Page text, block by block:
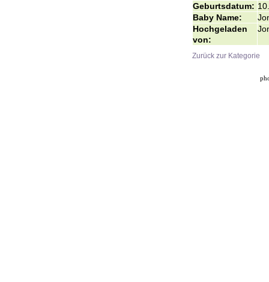
Geburtsdatum:
Baby Name:
Hochgeladen
von:
Zurück zur Kategorie